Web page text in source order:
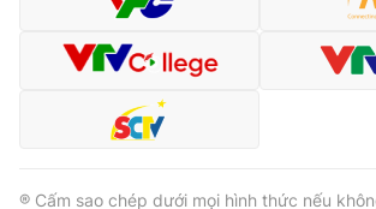
® Cấm sao chép dưới mọi hình thức nếu